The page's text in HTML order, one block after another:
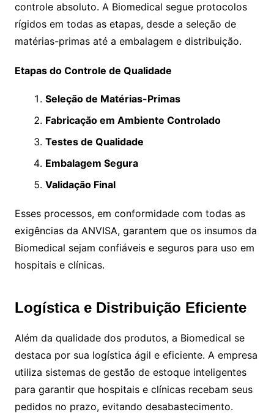
controle absoluto. A Biomedical segue protocolos
rígidos em todas as etapas, desde a seleção de
matérias-primas até a embalagem e distribuição.
Etapas do Controle de Qualidade
Seleção de Matérias-Primas
Fabricação em Ambiente Controlado
Testes de Qualidade
Embalagem Segura
Validação Final
Esses processos, em conformidade com todas as
exigências da ANVISA, garantem que os insumos da
Biomedical sejam confiáveis e seguros para uso em
hospitais e clínicas.
Logística e Distribuição Eficiente
Além da qualidade dos produtos, a Biomedical se
destaca por sua logística ágil e eficiente. A empresa
utiliza sistemas de gestão de estoque inteligentes
para garantir que hospitais e clínicas recebam seus
pedidos no prazo, evitando desabastecimento.